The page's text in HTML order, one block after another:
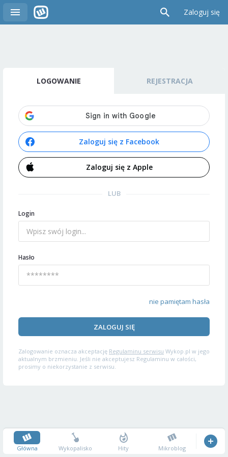
Zaloguj się
LOGOWANIE REJESTRACJA
Zaloguj się z Facebook
Zaloguj się z Apple
LUB
Login
Hasło
nie pamiętam hasła
ZALOGUJ SIĘ
Zalogowanie oznacza akceptację Regulaminu serwisu Wykop.pl w jego
aktualnym brzmieniu. Jeśli nie akceptujesz Regulaminu w całości,
prosimy o niekorzystanie z serwisu.
Główna Wykopalisko Hity Mikroblog